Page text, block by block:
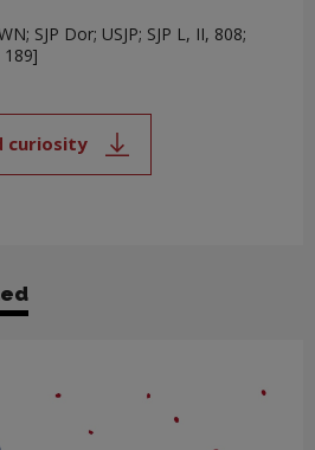
SJP Dor; USJP; SJP L, II, 808;
189]
curiosity
Note, the link will open in a new